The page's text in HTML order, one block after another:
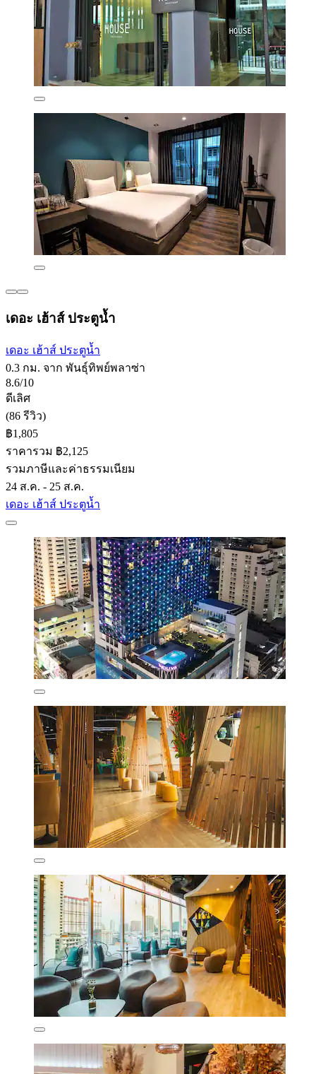
เดอะ เฮ้าส์ ประตูน้ำ
เดอะ เฮ้าส์ ประตูน้ำ
0.3 กม. จาก พันธุ์ทิพย์พลาซ่า
8.6/10
ดีเลิศ
(86 รีวิว)
฿1,805
ราคารวม ฿2,125
รวมภาษีและค่าธรรมเนียม
24 ส.ค. - 25 ส.ค.
เดอะ เฮ้าส์ ประตูน้ำ